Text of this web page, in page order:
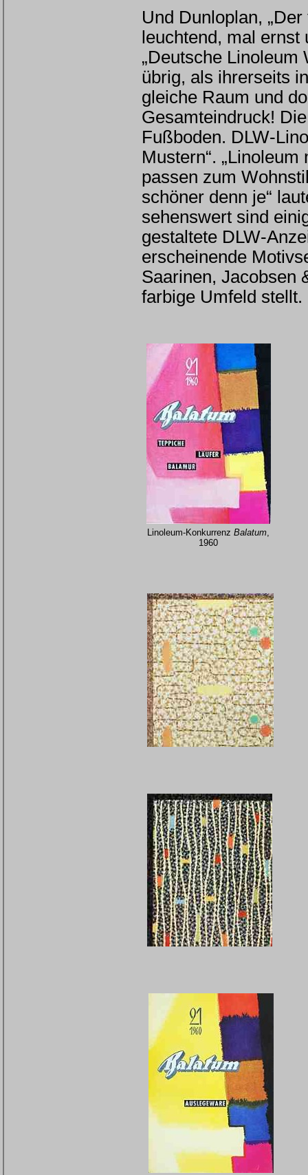
Und Dunloplan,
leuchtend, mal ernst
„Deutsche Linoleum
übrig, als ihrerseits
gleiche Raum und
Gesamteindruck!
Fußboden. DLW-
Mustern“.
passen zum
schöner denn je“
sehenswert sind
gestaltete DLW-
erscheinende
Saarinen, Jacobsen
farbige Umfeld stellt.
Linoleum-Konkurrenz Balatum
1960